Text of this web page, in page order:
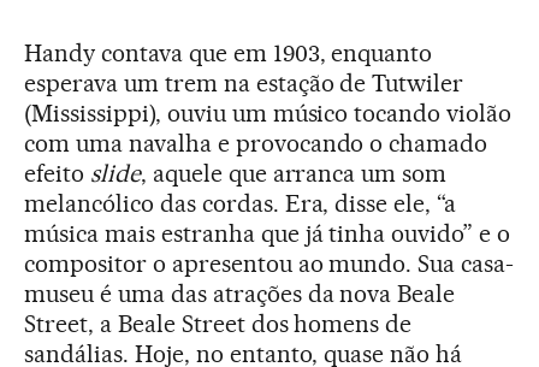
Handy contava que em 1903, enquanto
esperava um trem na estação de Tutwiler
(Mississippi), ouviu um músico tocando violão
com uma navalha e provocando o chamado
efeito slide, aquele que arranca um som
melancólico das cordas. Era, disse ele, “a
música mais estranha que já tinha ouvido” e o
compositor o apresentou ao mundo. Sua casa-
museu é uma das atrações da nova Beale
Street, a Beale Street dos homens de
sandálias. Hoje, no entanto, quase não há